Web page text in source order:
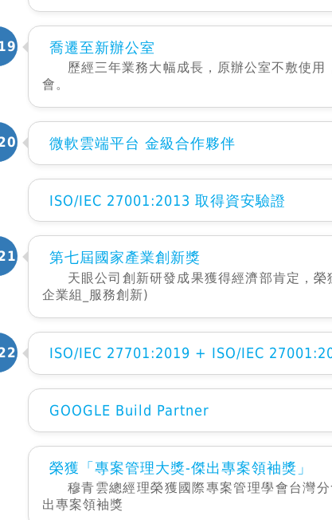
喬遷至新辦公室
歷經三年業務大幅成長，原辦公室不敷使
會。
微軟雲端平台 金級合作夥伴
ISO/IEC 27001:2013 取得資安驗證
第七屆國家產業創新獎
天眼公司創新研發成果獲得經濟部肯定，
企業組_服務創新)
ISO/IEC 27701:2019 + ISO/IEC
GOOGLE Build Partner
榮獲「專案管理大獎-傑出專案領袖獎」
穆青雲總經理榮獲國際專案管理學會台灣
出專案領袖獎